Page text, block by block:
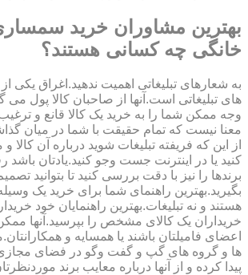
بهترین مشاوران خرید
خانگی چه کسانی هستند؟
به شعارهای تبلیغاتی اهمیت ندهید.اغراق
های تبلیغاتی است.آنها از صاحبان کالا پول می
وجه ممکن شما را به خرید یک کالا قانع و ترغیب
معنا نیست که تمام حقیقت با شما در میان
از این که فریفته تبلیغات شوید درباره آن
کنید یا در اینترنت جست وجو کنید.یادتان باشد
برندها را نیز با دقت بررسی کنید تا بتوانید
بگیرید.بهترین راهنمای شما برای خرید یک
هستند و نه تبلیغات.بهترین راهنمایان خود
خریداران یک کالای مشخص را بپرسید.آنها
اعضای فامیلتان باشند یا همسایه و
ها و گروه های گپ و گفت وگو در فضای مجازی نیز
پیدا کرده و از آنها درباره معایب برند